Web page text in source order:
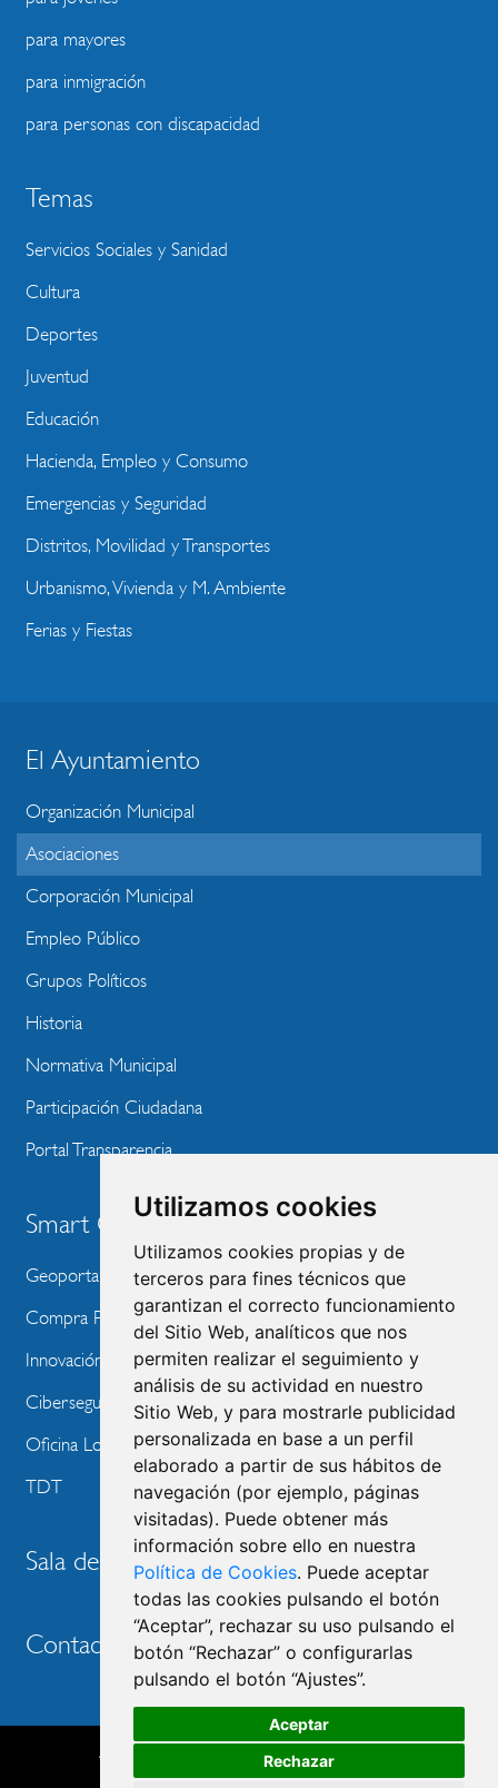
Utilizamos cookies
Utilizamos cookies propias y de
terceros para fines técnicos que
garantizan el correcto funcionamiento
del Sitio Web, analíticos que nos
permiten realizar el seguimiento y
análisis de su actividad en nuestro
Sitio Web, y para mostrarle publicidad
personalizada en base a un perfil
elaborado a partir de sus hábitos de
navegación (por ejemplo, páginas
visitadas). Puede obtener más
información sobre ello en nuestra
Política de Cookies. Puede aceptar
todas las cookies pulsando el botón
“Aceptar”, rechazar su uso pulsando el
botón “Rechazar” o configurarlas
pulsando el botón “Ajustes”.
Aceptar
Rechazar
para mayores
para inmigración
para personas con discapacidad
Temas
Servicios Sociales y Sanidad
Cultura
Deportes
Juventud
Educación
Hacienda, Empleo y Consumo
Emergencias y Seguridad
Distritos, Movilidad y Transportes
Urbanismo, Vivienda y M. Ambiente
Ferias y Fiestas
BLOQUE
MENU
WEBSITE
El Ayuntamiento
Organización Municipal
Asociaciones
Corporación Municipal
Empleo Público
Grupos Políticos
Historia
Normativa Municipal
Participación Ciudadana
Portal Transparencia
Smart City
Geoportal
Compra Pública de Innovación
Innovación Tecnológica
Ciberseguridad
Oficina Local de Ayudas Públicas
TDT
Sala de prensa
Contacto
Accesibilidad Aviso legal
Política de privacidad
Política de cookies